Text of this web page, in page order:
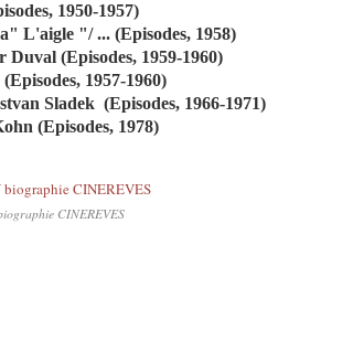
1950-1957)
L'aigle "/ ... (Episodes, 1958)
(Episodes, 1959-1960)
1957-1960)
Sladek (Episodes, 1966-1971)
(Episodes, 1978)
CINEREVES